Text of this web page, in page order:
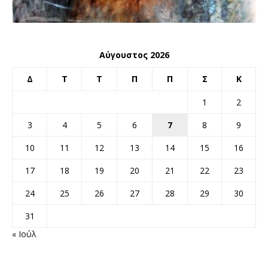
Αύγουστος 2026
Δ Τ Τ Π Π Σ Κ
1
2
3
4 5 6 7 8
9
10
11 12 13 14 15
16
17
18 19 20 21 22
23
24
25 26 27 28 29
30
31
« Ιούλ